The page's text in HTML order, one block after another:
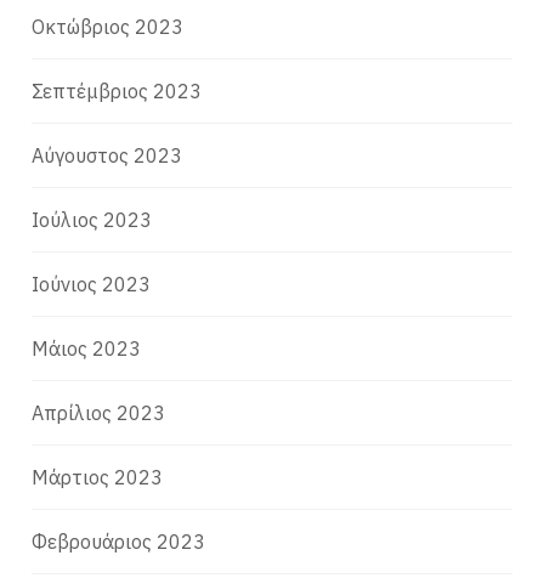
Οκτώβριος 2023
Σεπτέμβριος 2023
Αύγουστος 2023
Ιούλιος 2023
Ιούνιος 2023
Μάιος 2023
Απρίλιος 2023
Μάρτιος 2023
Φεβρουάριος 2023